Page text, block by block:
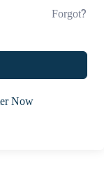
Forgot?
Now